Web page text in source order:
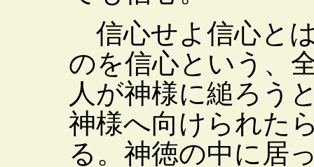
信心せよ信心と
のを信心という、
人が神様に縋ろう
神様へ向けられた
る。神徳の中に居